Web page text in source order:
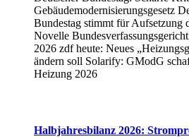
Gebäudemodernisierungsgesetz
Bundestag stimmt für Aufsetzung
Novelle
2026 zdf heute: Neues
ändern soll Solarify: GModG
Heizung 2026
Halbjahresbilanz 2026: